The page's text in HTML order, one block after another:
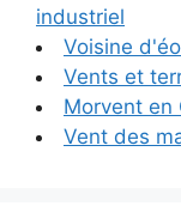
industriel
Voisine
Vents et
Morvent en
Vent des